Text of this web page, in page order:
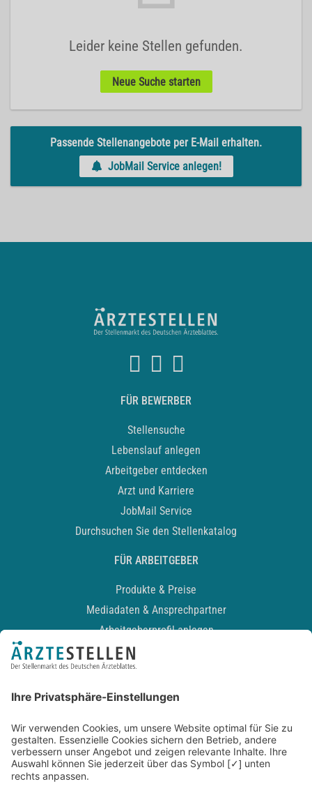
Leider keine Stellen gefunden.
Neue Suche starten
Passende Stellenangebote per E-Mail erhalten.
JobMail Service anlegen!
FÜR BEWERBER
Stellensuche
Lebenslauf anlegen
Arbeitgeber entdecken
Arzt und Karriere
JobMail Service
Durchsuchen Sie den Stellenkatalog
FÜR ARBEITGEBER
Produkte & Preise
Mediadaten & Ansprechpartner
Arbeitgeberprofil anlegen
Recruiting-Podcast
Kontakt
Datenschutz
Newsletter